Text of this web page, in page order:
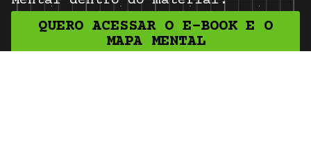
QUERO ACESSAR O E-BOOK E O
MAPA MENTAL